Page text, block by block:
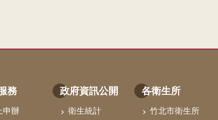
務
申辦
政府資訊公開
衛生統計
各衛生所
竹北市衛生所